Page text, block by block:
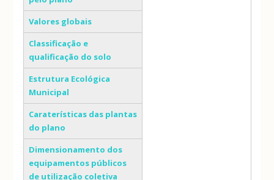
Valores globais
Classificação e
qualificação do solo
Estrutura Ecológica
Municipal
Caraterísticas das plantas
do plano
Dimensionamento dos
equipamentos públicos
de utilização coletiva